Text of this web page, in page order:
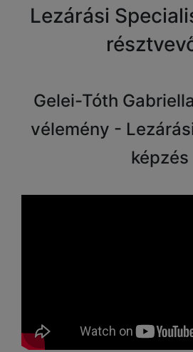
Lezárási
Gelei-Tóth
vélemény -
képzés